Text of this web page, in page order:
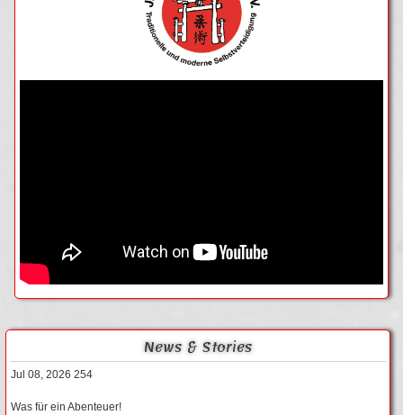
News & Stories
Jul 08, 2026 254
Was für ein Abenteuer!